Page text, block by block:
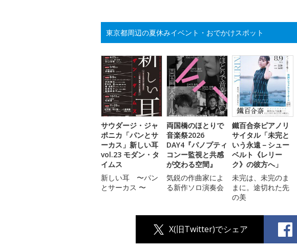
東京都周辺の夏休みイベント・おでかけスポット
サウダージ・ジャ
ポニカ「パンとサ
ーカス」新しい耳
vol.23 モダン・タ
イムス
新しい耳 〜パン
とサーカス 〜
両国橋のほとりで
音楽祭2026
DAY4『パノプティ
コンー監視と共感
が交わる空間』
気鋭の作曲家によ
る新作ソロ演奏会
鐵百合奈ピアノリ
サイタル「未完と
いう永遠－シュー
ベルト《レリー
ク》の彼方へ」
未完は、未完のま
まに。途切れた先
の美
X(旧Twitter)でシェア